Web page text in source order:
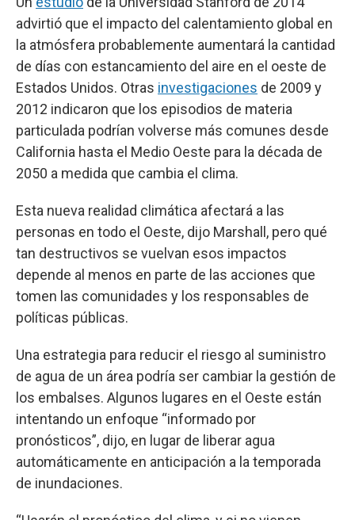
advirtió que el impacto del calentamiento global en
la atmósfera probablemente aumentará la cantidad
de días con estancamiento del aire en el oeste de
Estados Unidos. Otras investigaciones de 2009 y
2012 indicaron que los episodios de materia
particulada podrían volverse más comunes desde
California hasta el Medio Oeste para la década de
2050 a medida que cambia el clima.
Esta nueva realidad climática afectará a las
personas en todo el Oeste, dijo Marshall, pero qué
tan destructivos se vuelvan esos impactos
depende al menos en parte de las acciones que
tomen las comunidades y los responsables de
políticas públicas.
Una estrategia para reducir el riesgo al suministro
de agua de un área podría ser cambiar la gestión de
los embalses. Algunos lugares en el Oeste están
intentando un enfoque “informado por
pronósticos”, dijo, en lugar de liberar agua
automáticamente en anticipación a la temporada
de inundaciones.